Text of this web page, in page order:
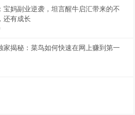
宝妈副业逆袭，坦言醒牛启汇带来的不
还有成长
家揭秘：菜鸟如何快速在网上赚到第一